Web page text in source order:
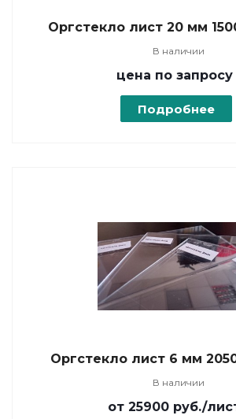
Оргстекло лист 20 мм
В наличии
цена по запросу
Подробнее
Оргстекло лист 6 мм
В наличии
от 25900 руб./